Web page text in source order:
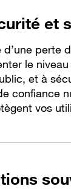
et
perte
le
et à
confiance
vos